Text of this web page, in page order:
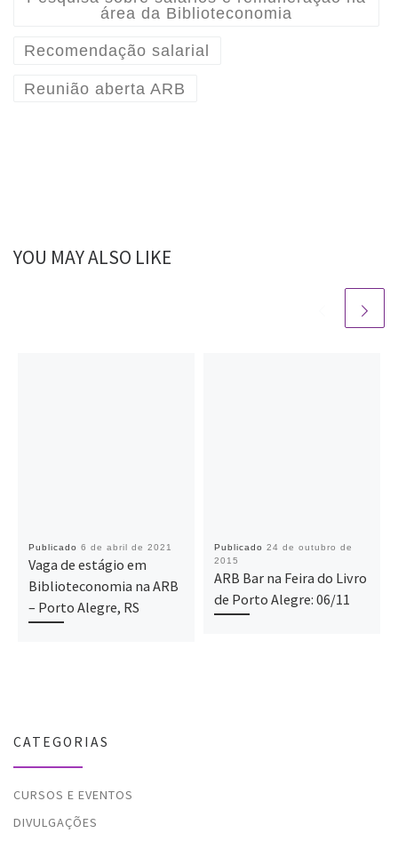
área da Biblioteconomia
Recomendação salarial
Reunião aberta ARB
YOU MAY ALSO LIKE
Publicado 6 de abril de 2021
Vaga de estágio em
Biblioteconomia na ARB
– Porto Alegre, RS
Publicado 24 de outubro de
2015
ARB Bar na Feira do Livro
de Porto Alegre: 06/11
CATEGORIAS
CURSOS E EVENTOS
DIVULGAÇÕES